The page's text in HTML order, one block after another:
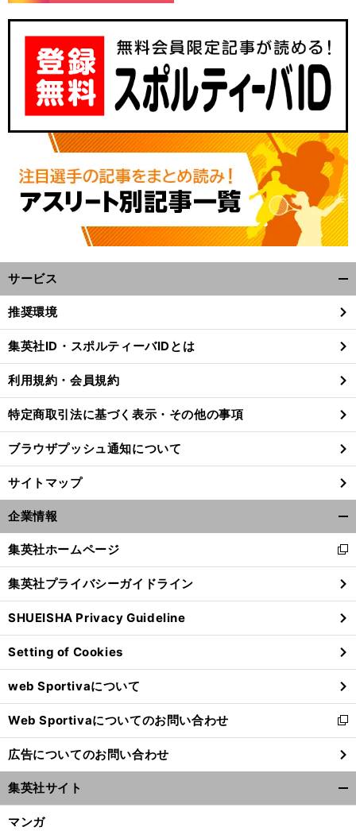
前
へ
サービス
閉
る
推奨環境
集英社ID・スポルティーバIDとは
利用規約・会員規約
特定商取引法に基づく表示・その他の事項
ブラウザプッシュ通知について
サイトマップ
企業情報
閉
る
集英社ホームページ
新
し
い
ウ
ィ
ン
ド
ウ
で
開
く
集英社プライバシーガイドライン
SHUEISHA Privacy Guideline
Setting of Cookies
web Sportivaについて
Web Sportivaについてのお問い合わせ
新
し
い
ウ
ィ
ン
広告についてのお問い合わせ
集英社サイト
マンガ